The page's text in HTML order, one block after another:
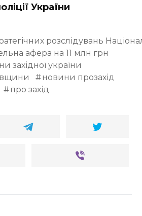
України
розслідувань
афера на 11 млн грн
західної україни
новини прозахід
про захід